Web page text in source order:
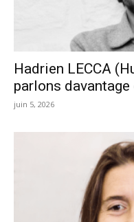
Hadrien LECCA
parlons
juin 5, 2026